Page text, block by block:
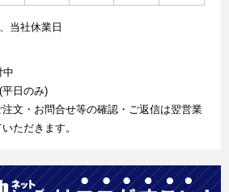
当社休業日
中
平日のみ)
文・お問合せ等の確認・ご返信は翌営業
ただきます。